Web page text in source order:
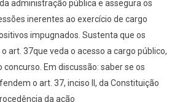
administração pública e assegura os
inerentes ao exercício de cargo
impugnados. Sustenta que os
art. 37que veda o acesso a cargo público,
Em discussão: saber se os
o art. 37, inciso II, da Constituição
da ação